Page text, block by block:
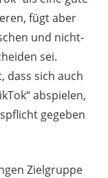
fügt aber
und nicht-
sei.
dass sich auch
abspielen,
gegeben
Zielgruppe